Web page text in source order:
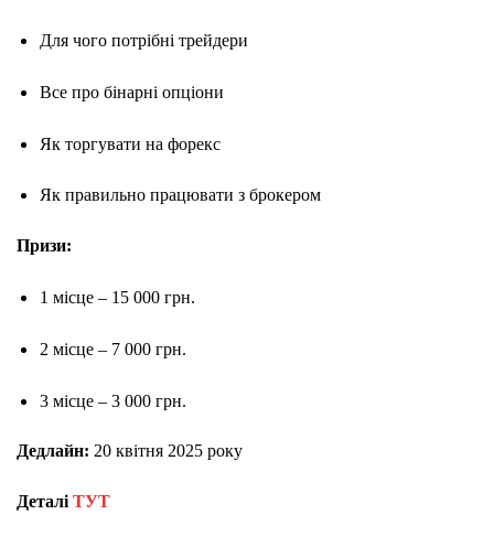
Для чого потрібні трейдери
Все про бінарні опціони
Як торгувати на форекс
Як правильно працювати з брокером
Призи:
1 місце – 15 000 грн.
2 місце – 7 000 грн.
3 місце – 3 000 грн.
Дедлайн: 20 квітня 2025 року
Деталі ТУТ